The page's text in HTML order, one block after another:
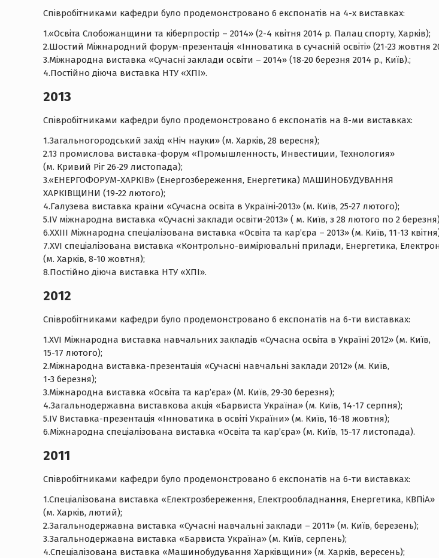
Співробітниками кафедри було продемонстровано 6 експонатів на 4-х виставках:
1.«Освіта Слобожанщини та кіберпростір – 2014» (2-4 квітня 2014 р. Палац спорту, Харків);
2.Шостий Міжнародний форум-презентація «Інноватика в сучасній освіті» (21-23 жовтня
3.Міжнародна виставка «Сучасні заклади освіти – 2014» (18-20 березня 2014 р., Київ).;
4.Постійно діюча виставка НТУ «ХПІ».
2013
Співробітниками кафедри було продемонстровано 6 експонатів на 8-ми виставках:
1.Загальногородський захід «Ніч науки» (м. Харків, 28 вересня);
2.13 промислова виставка-форум «Промышленность, Инвестиции, Технология»
(м. Кривий Ріг 26-29 листопада);
3.«ЕНЕРГОФОРУМ-ХАРКІВ» (Енергозбереження, Енергетика) МАШИНОБУДУВАННЯ
ХАРКІВЩИНИ (19-22 лютого);
4.Галузева виставка країни «Сучасна освіта в Україні-2013» (м. Київ, 25-27 лютого);
5.ІV міжнародна виставка «Сучасні заклади освіти-2013» ( м. Київ, з 28 лютого по 2
6.ХХІІІ Міжнародна спеціалізована виставка «Освіта та кар’єра – 2013» (м. Київ, 11-13
7.ХVІ спеціалізована виставка «Контрольно-вимірювальні прилади, Енергетика,
(м. Харків, 8-10 жовтня);
8.Постійно діюча виставка НТУ «ХПІ».
2012
Співробітниками кафедри було продемонстровано 6 експонатів на 6-ти виставках:
1.ХVI Міжнародна виставка навчальних закладів «Сучасна освіта в Україні 2012» (м. Київ,
15-17 лютого);
2.Міжнародна виставка-презентація «Сучасні навчальні заклади 2012» (м. Київ,
1-3 березня);
3.Міжнародна виставка «Освіта та кар’єра» (М. Київ, 29-30 березня);
4.Загальнодержавна виставкова акція «Барвиста Україна» (м. Київ, 14-17 серпня);
5.IV Виставка-презентація «Інноватика в освіті України» (м. Київ, 16-18 жовтня);
6.Міжнародна спеціалізована виставка «Освіта та кар’єра» (м. Київ, 15-17 листопада).
2011
Співробітниками кафедри було продемонстровано 6 експонатів на 6-ти виставках:
1.Cпеціалізована виставка «Електрозбереження, Електрообладнання, Енергетика, КВПіА»
(м. Харків, лютий);
2.Загальнодержавна виставка «Сучасні навчальні заклади – 2011» (м. Київ, березень);
3.Загальнодержавна виставка «Барвиста Україна» (м. Київ, серпень);
4.Cпеціалізована виставка «Машинобудування Харківщини» (м. Харків, вересень);